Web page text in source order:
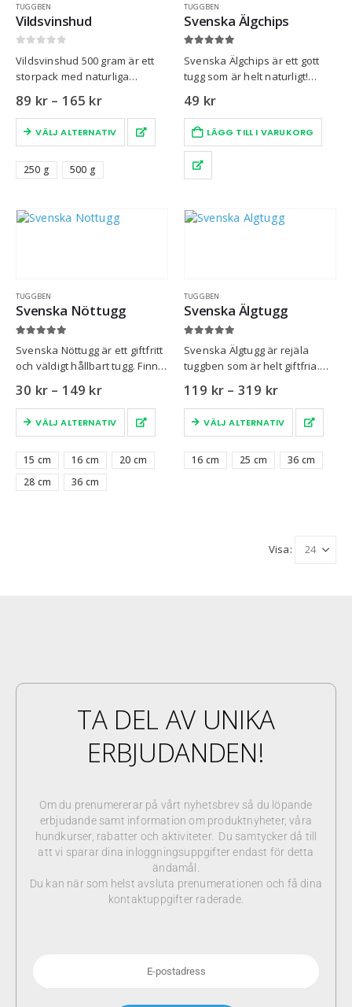
TUGGBEN
Vildsvinshud
Vildsvinshud 500 gram är ett
storpack med naturliga
89 kr – 165 kr
VÄLJ ALTERNATIV
250 g 500 g
TUGGBEN
Svenska Älgchips
Svenska Älgchips är ett gott
tugg som är helt naturligt!
råvaror.
49 kr
LÄGG TILL I VARUKORG
TUGGBEN
Svenska Nöttugg
Svenska Nöttugg är ett giftfritt
och väldigt hållbart tugg. Finns
30 kr – 149 kr
VÄLJ ALTERNATIV
15 cm 16 cm
20 cm
28 cm
36 cm
TUGGBEN
Svenska Älgtugg
out of 5
Svenska Älgtugg är rejäla
tuggben som är helt giftfria.
svenska råvaror!
119 kr – 319 kr
VÄLJ ALTERNATIV
16 cm 25 cm 36 cm
Visa:
TA DEL AV UNIKA
ERBJUDANDEN!
Om du prenumererar på vårt nyhetsbrev så du löpande
erbjudande samt information om produktnyheter, våra
hundkurser, rabatter och aktiviteter. Du samtycker då till
att vi sparar dina inloggningsuppgifter endast för detta
ändamål.
Du kan när som helst avsluta prenumerationen och få dina
kontaktuppgifter raderade.